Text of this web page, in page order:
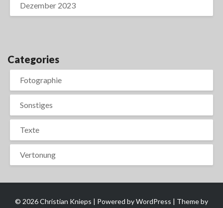
Dezember 2023
Categories
Fotographie
Sonstiges
Texte
Vertonung
© 2026 Christian Knieps | Powered byWordPress | Theme by